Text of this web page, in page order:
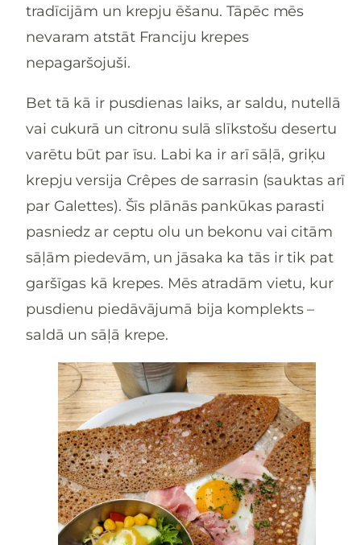
tradīcijām un krepju ēšanu. Tāpēc mēs
nevaram atstāt Franciju krepes
nepagaršojuši.
Bet tā kā ir pusdienas laiks, ar saldu, nutellā
vai cukurā un citronu sulā slīkstošu desertu
varētu būt par īsu. Labi ka ir arī sāļā, griķu
krepju versija Crêpes de sarrasin (sauktas arī
par Galettes). Šīs plānās pankūkas parasti
pasniedz ar ceptu olu un bekonu vai citām
sāļām piedevām, un jāsaka ka tās ir tik pat
garšīgas kā krepes. Mēs atradām vietu, kur
pusdienu piedāvājumā bija komplekts –
saldā un sāļā krepe.